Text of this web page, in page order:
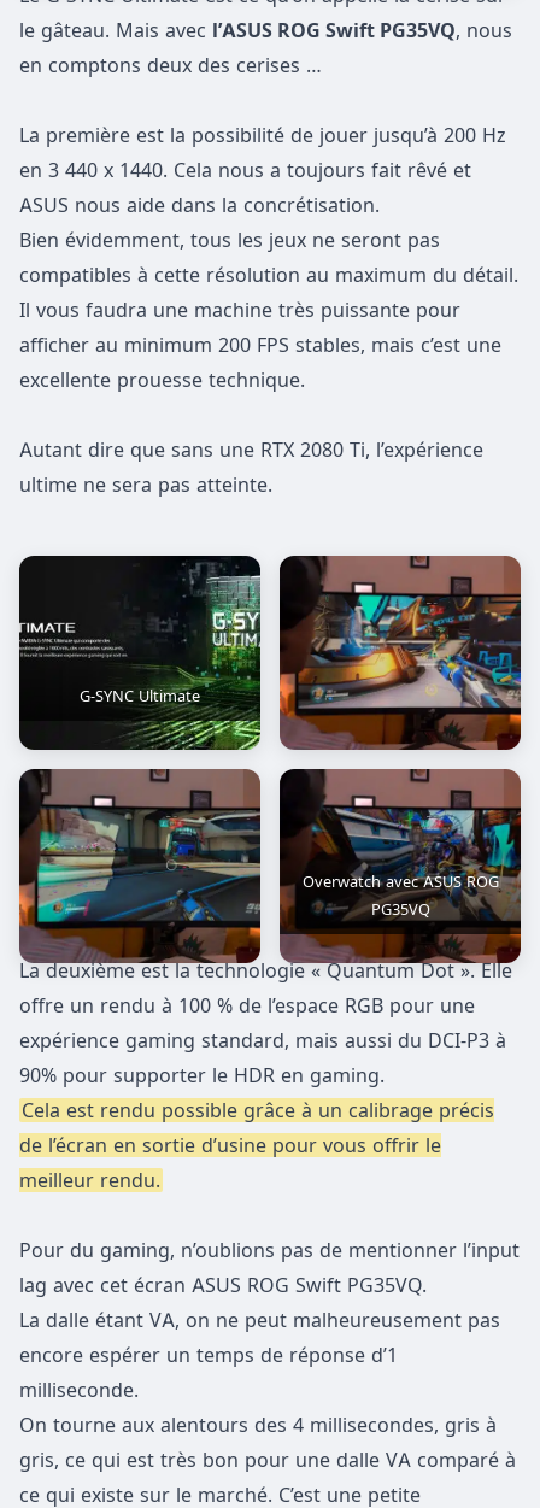
le gâteau. Mais avec l’ASUS ROG Swift PG35VQ, nous
en comptons deux des cerises …
La première est la possibilité de jouer jusqu’à 200 Hz
en 3 440 x 1440. Cela nous a toujours fait rêvé et
ASUS nous aide dans la concrétisation.
Bien évidemment, tous les jeux ne seront pas
compatibles à cette résolution au maximum du détail.
Il vous faudra une machine très puissante pour
afficher au minimum 200 FPS stables, mais c’est une
excellente prouesse technique.
Autant dire que sans une RTX 2080 Ti, l’expérience
ultime ne sera pas atteinte.
G-SYNC Ultimate
Overwatch avec ASUS ROG
PG35VQ
La deuxième est la technologie « Quantum Dot ». Elle
offre un rendu à 100 % de l’espace RGB pour une
expérience gaming standard, mais aussi du DCI-P3 à
90% pour supporter le HDR en gaming.
Cela est rendu possible grâce à un calibrage précis
de l’écran en sortie d’usine pour vous offrir le
meilleur rendu.
Pour du gaming, n’oublions pas de mentionner l’input
lag avec cet écran ASUS ROG Swift PG35VQ.
La dalle étant VA, on ne peut malheureusement pas
encore espérer un temps de réponse d’1
milliseconde.
On tourne aux alentours des 4 millisecondes, gris à
gris, ce qui est très bon pour une dalle VA comparé à
ce qui existe sur le marché. C’est une petite